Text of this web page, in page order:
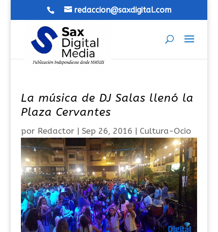
redaccion@saxdigital.com
La música de DJ Salas llenó la
Plaza Cervantes
por Redactor| Sep 26, 2016 | Cultura-Ocio